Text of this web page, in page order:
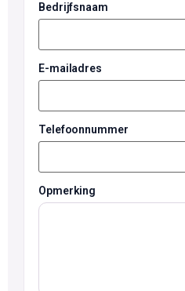
Bedrijfsnaam
E-mailadres
Telefoonnummer
Opmerking